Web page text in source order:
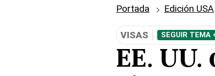
Portada Edición USA
VISAS SEGUIR TEMA
EE. UU.